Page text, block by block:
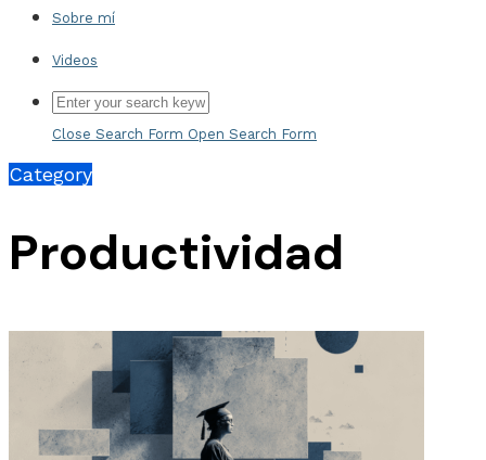
Sobre mí
Videos
Close Search Form Open Search Form
Category
Productividad